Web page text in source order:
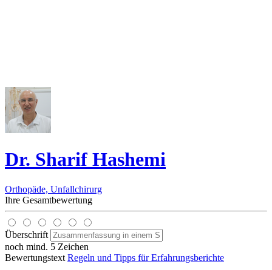
Dr. Sharif Hashemi
Orthopäde, Unfallchirurg
Ihre Gesamtbewertung
Überschrift
noch mind. 5 Zeichen
Bewertungstext Regeln und Tipps für Erfahrungsberichte